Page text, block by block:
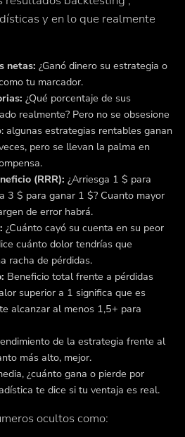
y en lo que realmente
netas: ¿Ganó dinero su estrategia o
tu marcador.
¿Qué porcentaje de sus
realmente? Pero no se obsesione
algunas estrategias rentables ganan
pero se llevan la palma en
(RRR): ¿Arriesga 1 $ para
3 $ para ganar 1 $? Cuanto mayor
de error habrá.
¿Cuánto cayó su cuenta en su peor
cuánto dolor tendrías que
racha de pérdidas.
Beneficio total frente a pérdidas
superior a 1 significa que es
alcanzar al menos 1,5+ para
de la estrategia frente al
más alto, mejor.
¿cuánto gana o pierde por
te dice si tu ventaja es real.
ocultos como: